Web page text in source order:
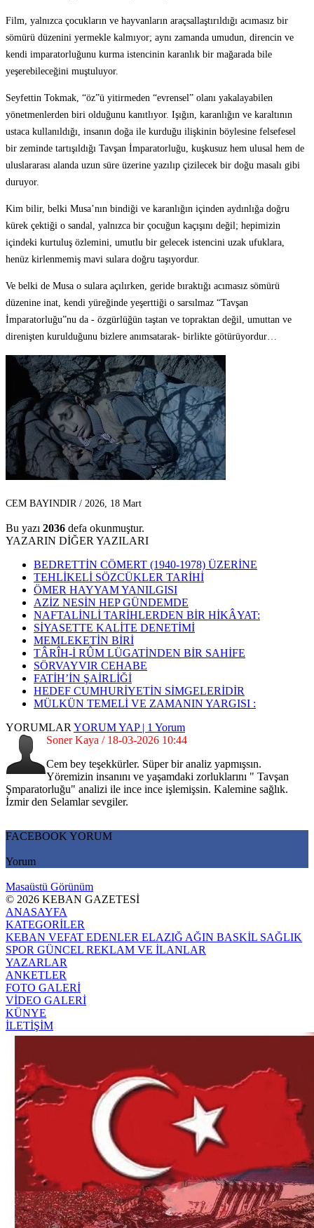
Film, yalnızca çocukların ve hayvanların araçsallaştırıldığı acımasız bir
sömürü düzenini yermekle kalmıyor; aynı zamanda umudun, direncin ve
kendi imparatorluğunu kurma istencinin karanlık bir mağarada bile
yeşerebileceğini muştuluyor.
Seyfettin Tokmak, “öz”ü yitirmeden “evrensel” olanı yakalayabilen
yönetmenlerden biri olduğunu kanıtlıyor. Işığın, karanlığın ve karaltının
ustaca kullanıldığı, insanın doğa ile kurduğu ilişkinin böylesine felsefesel
bir zeminde tartışıldığı Tavşan İmparatorluğu, kuşkusuz hem ulusal hem de
uluslararası alanda uzun süre üzerine yazılıp çizilecek bir doğu masalı gibi
duruyor.
Kim bilir, belki Musa’nın bindiği ve karanlığın içinden aydınlığa doğru
kürek çektiği o sandal, yalnızca bir çocuğun kaçışını değil; hepimizin
içindeki kurtuluş özlemini, umutlu bir gelecek istencini uzak ufuklara,
henüz kirlenmemiş mavi sulara doğru taşıyordur.
Ve belki de Musa o sulara açılırken, geride bıraktığı acımasız sömürü
düzenine inat, kendi yüreğinde yeşerttiği o sarsılmaz “Tavşan
İmparatorluğu”nu da - özgürlüğün taştan ve topraktan değil, umuttan ve
direnişten kurulduğunu bizlere anımsatarak- birlikte götürüyordur…
CEM BAYINDIR / 2026, 18 Mart
Bu yazı 2036 defa okunmuştur.
YAZARIN DİĞER YAZILARI
BEDRETTİN CÖMERT (1940-1978) ÜZERİNE
TEHLİKELİ SÖZCÜKLER TARİHİ
ÖMER HAYYAM YANILGISI
AZİZ NESİN HEP GÜNDEMDE
NAFTALİNLİ TARİHLERDEN BİR HİKÂYAT:
SİYASETTE KALİTE DENETİMİ
MEMLEKETİN BİRİ
TÂRÎH-İ RÛM LÜGATİNDEN BİR SAHİFE
SÖRVAYVIR CEHABE
FATİH’İN ŞAİRLİĞİ
HEDEF CUMHURİYETİN SİMGELERİDİR
MÜLKÜN TEMELİ VE ZAMANIN YARGISI :
YORUMLAR YORUM YAP | 1 Yorum
Soner Kaya / 18-03-2026 10:44
Cem bey teşekkürler. Süper bir analiz yapmışsın.
Yöremizin insanını ve yaşamdaki zorluklarını " Tavşan
Şmparatorluğu" analizi ile ince ince işlemişsin. Kalemine sağlık.
İzmir den Selamlar sevgiler.
FACEBOOK YORUM
Yorum
Masaüstü Görünüm
© 2026 KEBAN GAZETESİ
ANASAYFA
KATEGORİLER
KEBAN VEFAT EDENLER ELAZIĞ AĞIN BASKİL SAĞLIK
SPOR GÜNCEL REKLAM VE İLANLAR
YAZARLAR
ANKETLER
FOTO GALERİ
VİDEO GALERİ
KÜNYE
İLETİŞİM